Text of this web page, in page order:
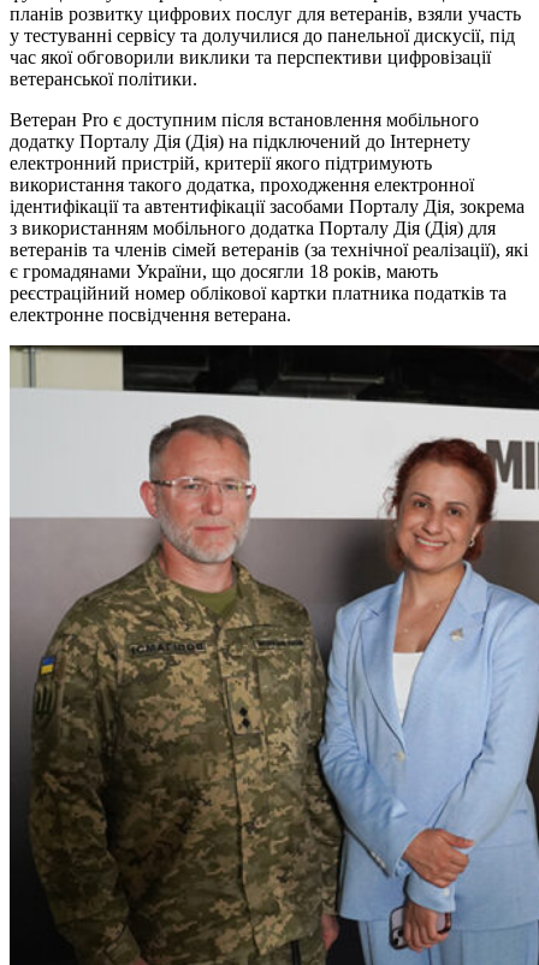
планів розвитку цифрових послуг для ветеранів, взяли участь
у тестуванні сервісу та долучилися до панельної дискусії, під
час якої обговорили виклики та перспективи цифровізації
ветеранської політики.
Ветеран Pro є доступним після встановлення мобільного
додатку Порталу Дія (Дія) на підключений до Інтернету
електронний пристрій, критерії якого підтримують
використання такого додатка, проходження електронної
ідентифікації та автентифікації засобами Порталу Дія, зокрема
з використанням мобільного додатка Порталу Дія (Дія) для
ветеранів та членів сімей ветеранів (за технічної реалізації), які
є громадянами України, що досягли 18 років, мають
реєстраційний номер облікової картки платника податків та
електронне посвідчення ветерана.